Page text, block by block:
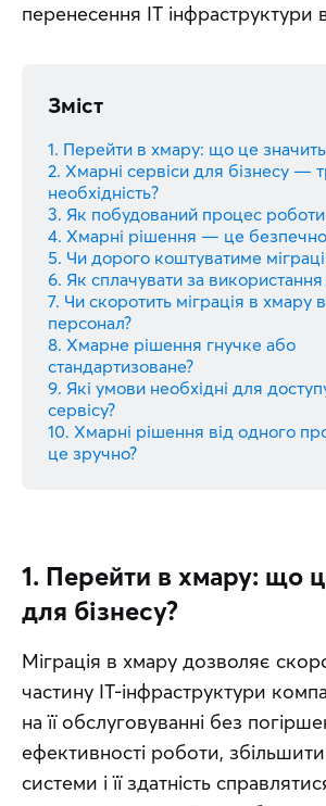
перенесення IT інфраструктури
Зміст
1. Перейти в хмару: що це значить
2. Хмарні сервіси для бізнесу —
необхідність?
3. Як побудований процес роботи
4. Хмарні рішення — це
5. Чи дорого коштуватиме
6. Як сплачувати за
7. Чи скоротить міграція в хмару
персонал?
8. Хмарне рішення гнучке або
стандартизоване?
9. Які умови необхідні для
сервісу?
10. Хмарні рішення від одного
це зручно?
1. Перейти в хмару: що
для бізнесу?
Міграція в хмару дозволяє
частину IT-інфраструктури
на її обслуговуванні без
ефективності роботи, збільшити
системи і її здатність